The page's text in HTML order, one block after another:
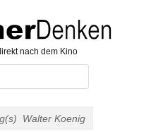
nach dem Kino
Walter Koenig